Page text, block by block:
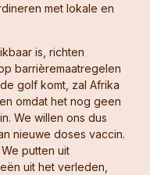
met lokale en
is, richten
barrièremaatregelen
golf komt, zal Afrika
omdat het nog geen
We willen ons dus
nieuwe doses vaccin.
putten uit
uit het verleden,